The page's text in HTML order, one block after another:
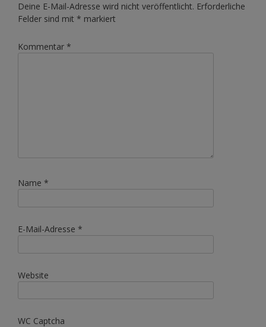
Deine E-Mail-Adresse wird nicht veröffentlicht. Erforderliche
Felder sind mit * markiert
Kommentar *
Name *
E-Mail-Adresse *
Website
WC Captcha